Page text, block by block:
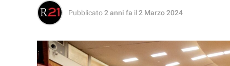
Pubblicato2 anni fa il2 Marzo 2024